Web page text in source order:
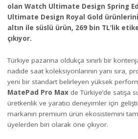
olan Watch Ultimate Design Spring
Ultimate Design Royal Gold
altın ile süslü ürün, 269 bin TL’lik
çıkıyor.
Türkiye pazarına oldukça sınırlı bir
nadide saat koleksiyonlarının yanı sıra,
yeni bir standart belirleyen yüksek
MatePad Pro Max de Türkiye’de satışa
üretkenlik ve yaratıcı deneyimler için
markanın premium ürün ekosistemini
üyelerden biri olarak öne çıkıyor.